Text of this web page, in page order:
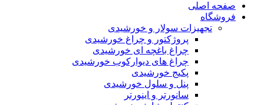
صفحه اصلی
فروشگاه
تجهیزات سولار و خورشیدی
پروژکتور و چراغ خورشیدی
چراغ باغچه ای خورشیدی
چراغ های دیوارکوب خورشیدی
پکیج خورشیدی
پنل و سلول خورشیدی
سانورتر و اینورتر